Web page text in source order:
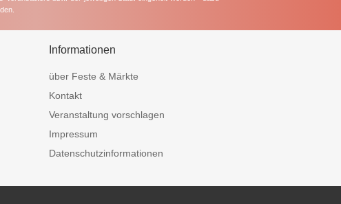
Informationen
über Feste & Märkte
Kontakt
Veranstaltung vorschlagen
Impressum
Datenschutzinformationen